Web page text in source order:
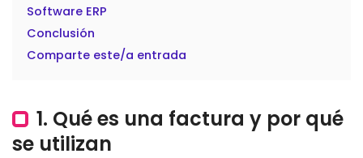
Software ERP
Conclusión
Comparte este/a entrada
1. Qué es una factura y por qué
se utilizan